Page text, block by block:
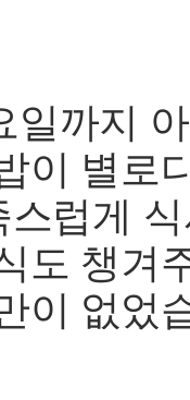
일까지
이 별로
럽게
도 챙겨
이 없었